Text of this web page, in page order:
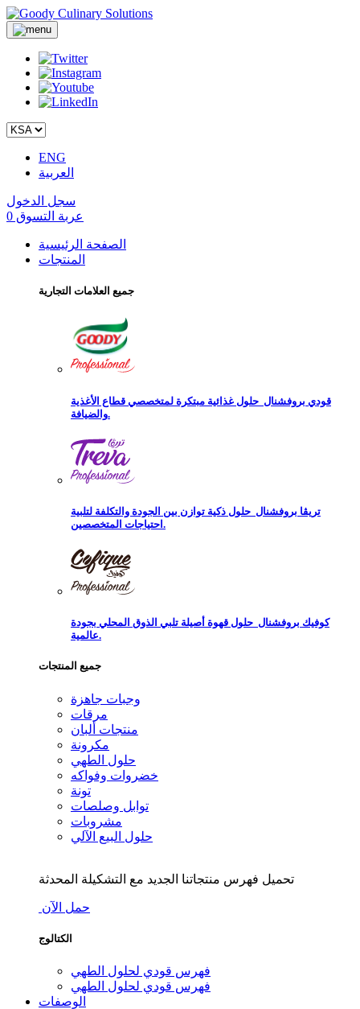
ENG
العربية
سجل الدخول
عربة التسوق 0
الصفحة الرئيسية
المنتجات
جميع العلامات التجارية
قودي بروفشنال حلول غذائية مبتكرة لمتخصصي قطاع الأغذية
والضيافة.
تريڨا بروفشنال حلول ذكية توازن بين الجودة والتكلفة لتلبية
احتياجات المتخصصين.
كوفيك بروفشنال حلول قهوة أصيلة تلبي الذوق المحلي بجودة
عالمية.
جميع المنتجات
وجبات جاهزة
مرقات
منتجات ألبان
مكرونة
حلول الطهي
خضروات وفواكه
تونة
توابل وصلصات
مشروبات
حلول البيع الآلي
تحميل فهرس منتجاتنا الجديد مع التشكيلة المحدثة
حمل الآن
الكتالوج
فهرس قودي لحلول الطهي
فهرس قودي لحلول الطهي
الوصفات